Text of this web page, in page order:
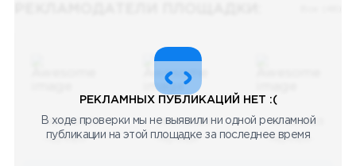
08.05.2023
Научный
08.05.2023
Научный
08.05.2023
Научный
РЕКЛАМНЫХ ПУБЛИКАЦИЙ НЕТ :(
В ходе проверки мы не выявили ни одной рекламной
публикации на этой площадке за последнее время